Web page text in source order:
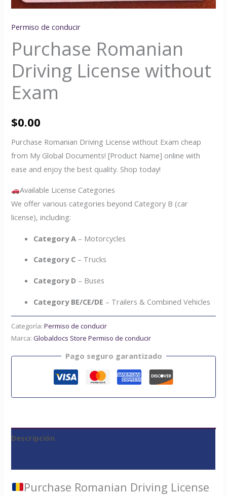
Permiso de conducir
Purchase Romanian
Driving License without
Exam
$0.00
Purchase Romanian Driving License without Exam cheap
from My Global Documents! [Product Name] online with
ease and enjoy the best quality. Shop today!
Available License Categories
We offer various categories beyond Category B (car
license), including:
Category A – Motorcycles
Category C – Trucks
Category D – Buses
Category BE/CE/DE – Trailers & Combined Vehicles
Categoría:Permiso de conducir
Marca:Globaldocs Store Permiso de conducir
Pago seguro garantizado
Descripción
Purchase Romanian Driving License